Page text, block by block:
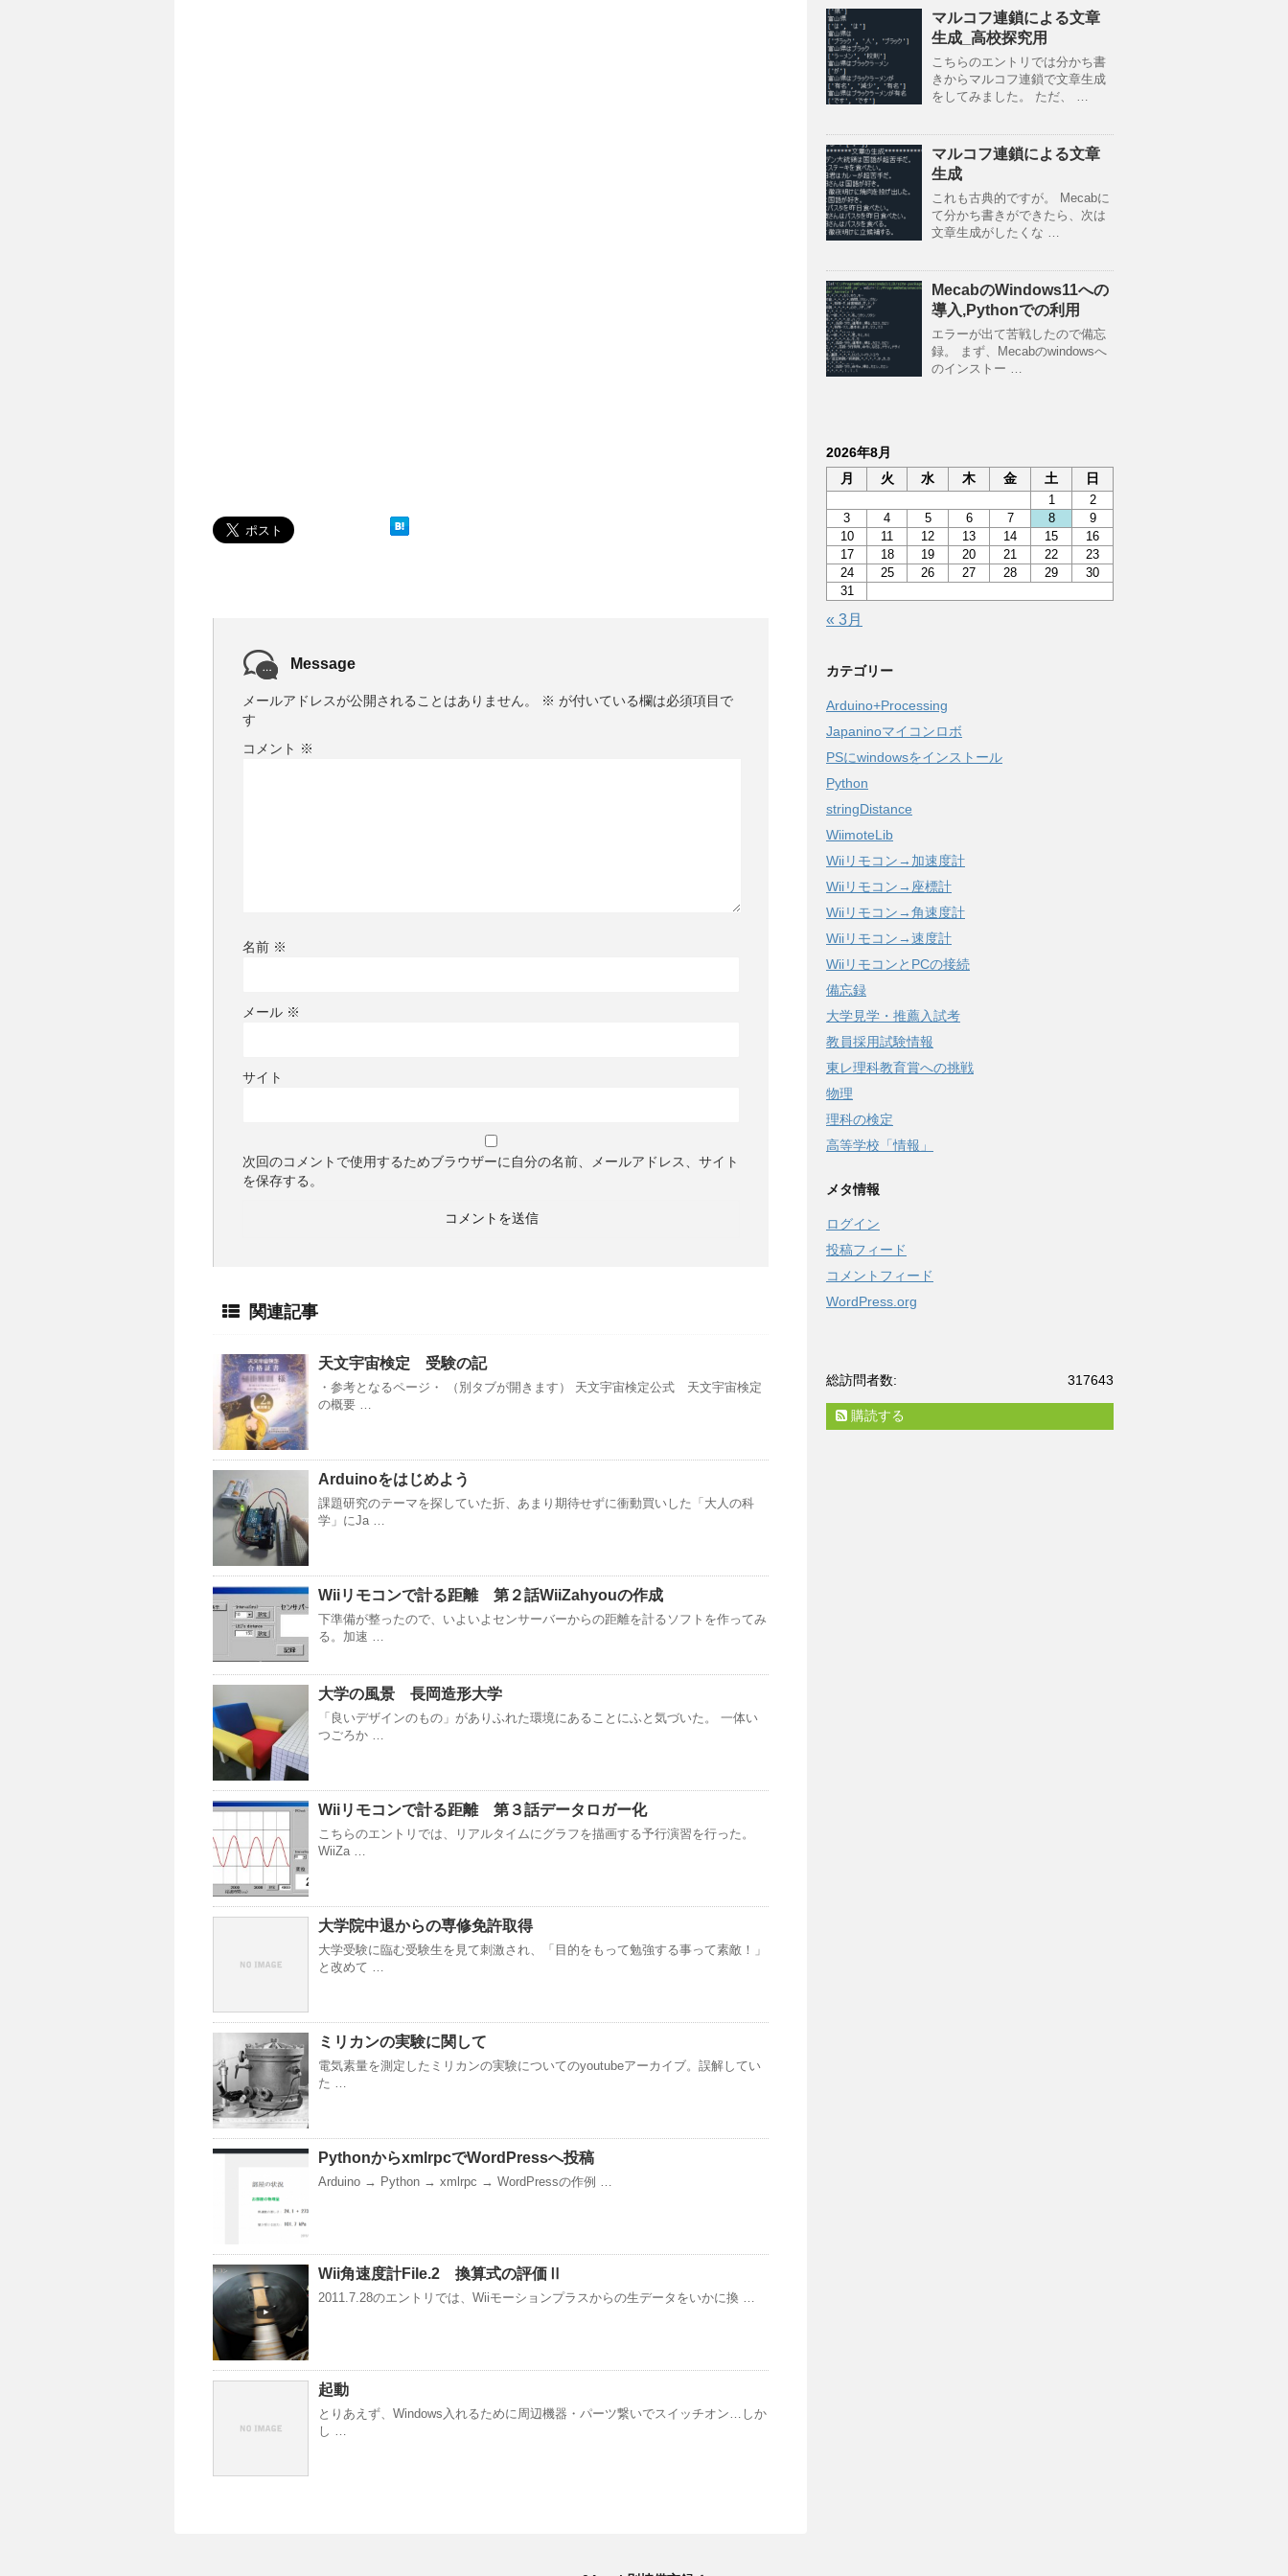
Message
メールアドレスが公開されることはありません。 ※ が付いている欄は必須項目で
す
コメント ※
名前 ※
メール ※
サイト
次回のコメントで使用するためブラウザーに自分の名前、メールアドレス、サイト
を保存する。
関連記事
天文宇宙検定 受験の記
・参考となるページ・ （別タブが開きます） 天文宇宙検定公式 天文宇宙検定
の概要 …
Arduinoをはじめよう
課題研究のテーマを探していた折、あまり期待せずに衝動買いした「大人の科
学」にJa …
Wiiリモコンで計る距離 第２話WiiZahyouの作成
下準備が整ったので、いよいよセンサーバーからの距離を計るソフトを作ってみ
る。加速 …
大学の風景 長岡造形大学
「良いデザインのもの」がありふれた環境にあることにふと気づいた。 一体い
つごろか …
Wiiリモコンで計る距離 第３話データロガー化
こちらのエントリでは、リアルタイムにグラフを描画する予行演習を行った。
WiiZa …
大学院中退からの専修免許取得
大学受験に臨む受験生を見て刺激され、「目的をもって勉強する事って素敵！」
と改めて …
ミリカンの実験に関して
電気素量を測定したミリカンの実験についてのyoutubeアーカイブ。誤解してい
た …
PythonからxmlrpcでWordPressへ投稿
Arduino → Python → xmlrpc → WordPressの作例 …
Wii角速度計File.2 換算式の評価Ⅱ
2011.7.28のエントリでは、Wiiモーションプラスからの生データをいかに換 …
起動
とりあえず、Windows入れるために周辺機器・パーツ繋いでスイッチオン…しか
し …
マルコフ連鎖による文章
生成_高校探究用
こちらのエントリでは分かち書
きからマルコフ連鎖で文章生成
をしてみました。 ただ、 …
マルコフ連鎖による文章
生成
これも古典的ですが。 Mecabに
て分かち書きができたら、次は
文章生成がしたくな …
MecabのWindows11への
導入,Pythonでの利用
エラーが出て苦戦したので備忘
録。 まず、Mecabのwindowsへ
のインストー …
2026年8月
月
火 水 木 金 土 日
1
2
3
4 5 6 7 8
9
10
11 12 13 14 15
16
17
18 19 20 21 22
23
24
25 26 27 28 29
30
31
« 3月
カテゴリー
Arduino+Processing
Japaninoマイコンロボ
PSにwindowsをインストール
Python
stringDistance
WiimoteLib
Wiiリモコン→加速度計
Wiiリモコン→座標計
Wiiリモコン→角速度計
Wiiリモコン→速度計
WiiリモコンとPCの接続
備忘録
大学見学・推薦入試考
教員採用試験情報
東レ理科教育賞への挑戦
物理
理科の検定
高等学校「情報」
メタ情報
ログイン
投稿フィード
コメントフィード
WordPress.org
317643
総訪問者数:
購読する